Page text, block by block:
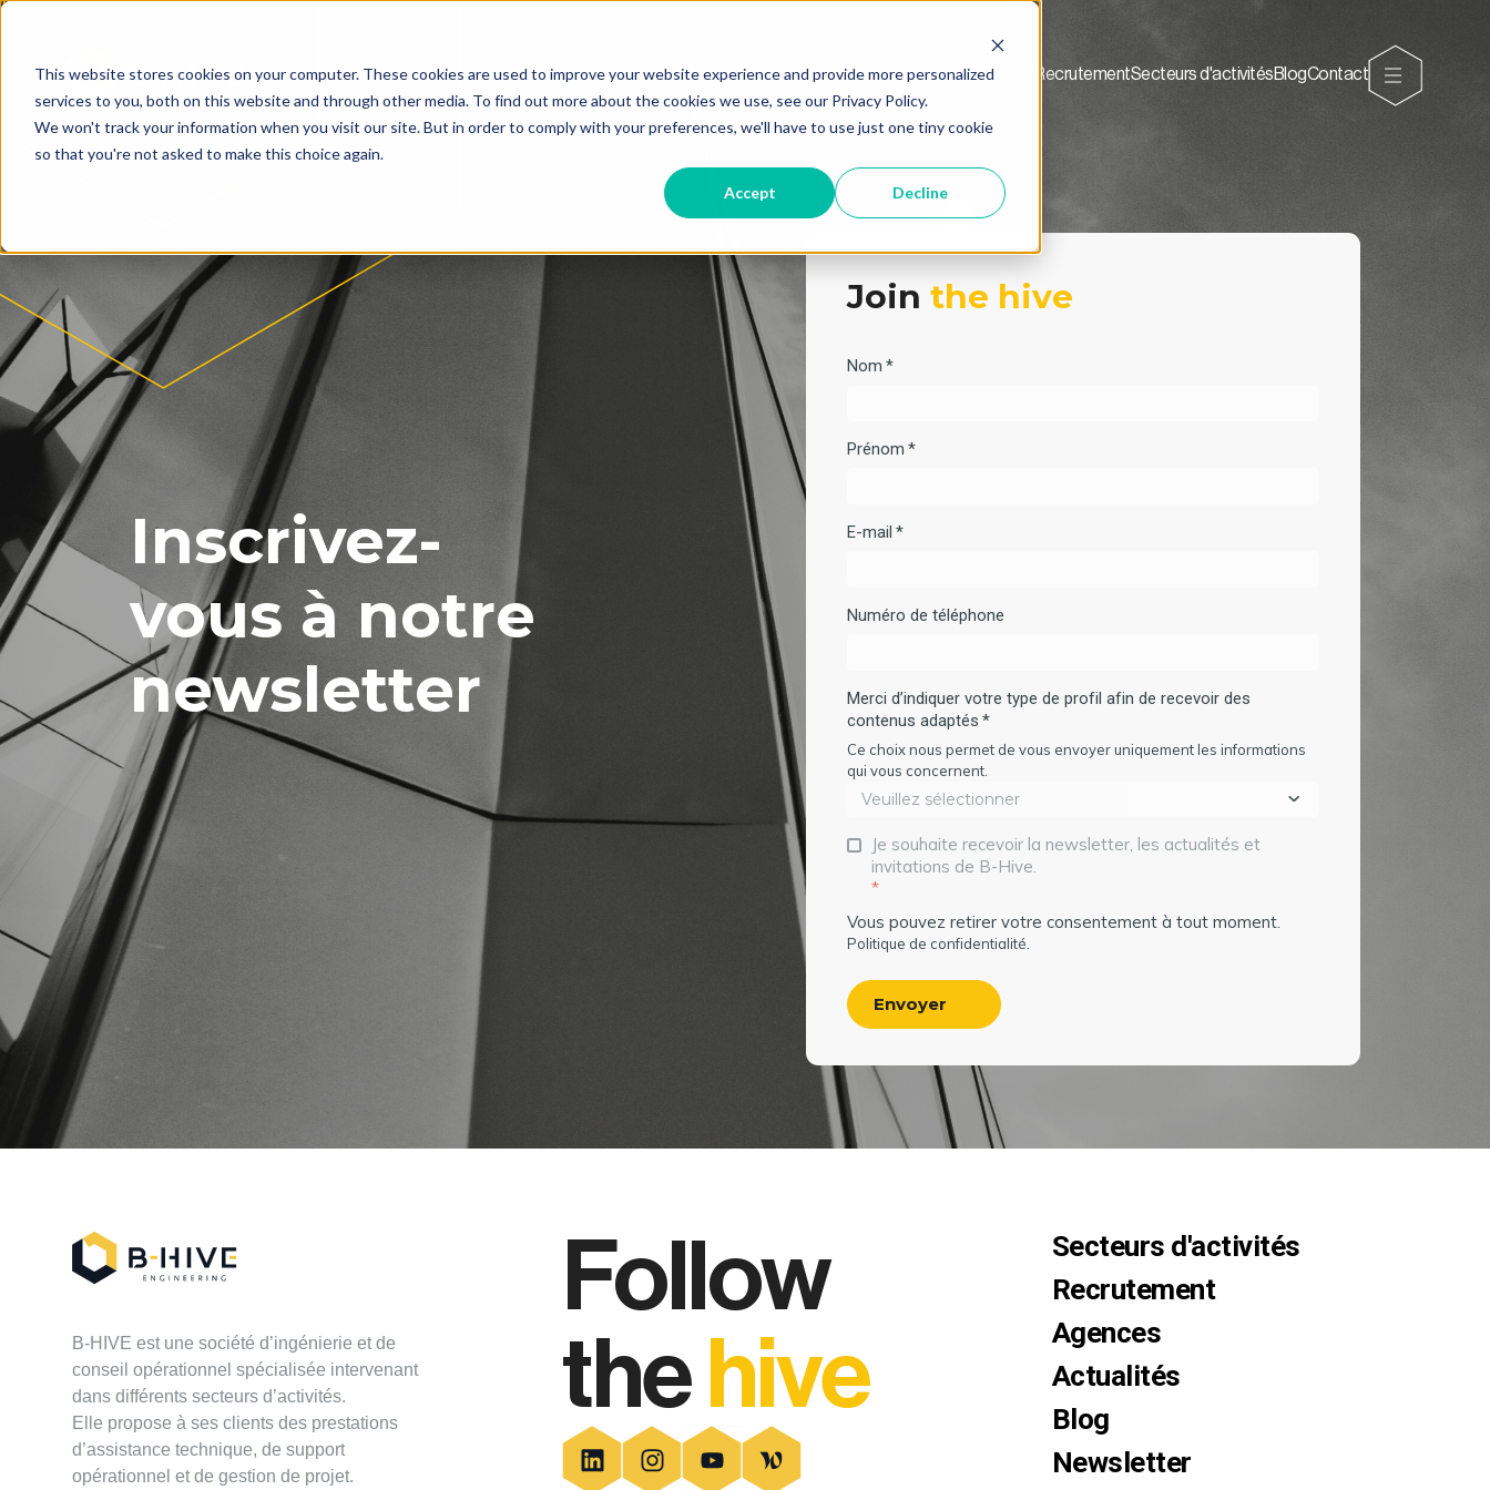
This website stores cookies on your computer. These cookies are used to improve your website experience and provide more personalized
services to you, both on this website and through other media. To find out more about the cookies we use, see our Privacy Policy.
We won't track your information when you visit our site. But in order to comply with your preferences, we'll have to use just one tiny cookie
so that you're not asked to make this choice again.
Accept Decline
RecrutementSecteurs d'activitésBlogContact
Inscrivez-
vous à notre
newsletter
Jointhe hive
Nom *
Prénom *
E-mail *
Numéro de téléphone
Merci d’indiquer votre type de profil afin de recevoir des
contenus adaptés *
Ce choix nous permet de vous envoyer uniquement les informations
qui vous concernent.
Je souhaite recevoir la newsletter, les actualités et
invitations de B-Hive.
*
Vous pouvez retirer votre consentement à tout moment.
Politique de confidentialité
B-HIVE est une société d’ingénierie et de
conseil opérationnel spécialisée intervenant
dans différents secteurs d’activités.
Elle propose à ses clients des prestations
d’assistance technique, de support
opérationnel et de gestion de projet.
Follow
the hive
Secteurs d'activités
Recrutement
Agences
Actualités
Blog
Newsletter